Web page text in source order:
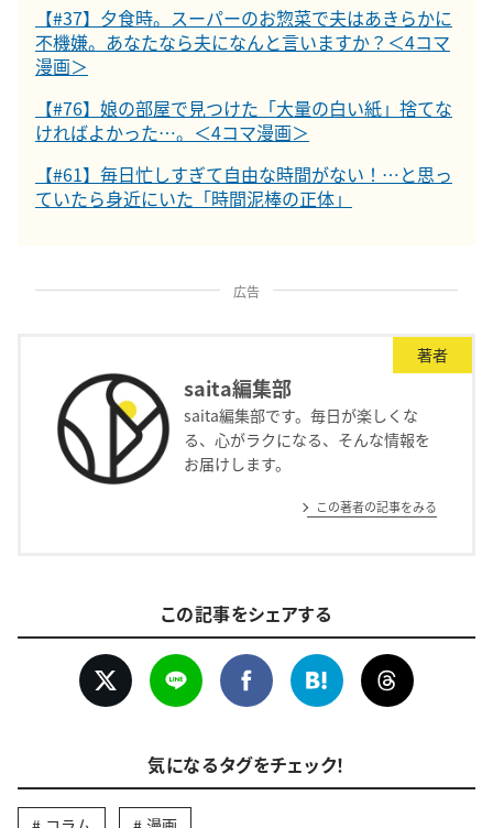
【#37】夕食時。スーパーのお惣菜で夫はあきらかに
不機嫌。あなたなら夫になんと言いますか？＜4コマ
漫画＞
【#76】娘の部屋で見つけた「大量の白い紙」捨てな
ければよかった…。＜4コマ漫画＞
【#61】毎日忙しすぎて自由な時間がない！…と思っ
ていたら身近にいた「時間泥棒の正体」
広告
著者
saita編集部
saita編集部です。毎日が楽しくな
る、心がラクになる、そんな情報を
お届けします。
この著者の記事をみる
この記事をシェアする
気になるタグをチェック！